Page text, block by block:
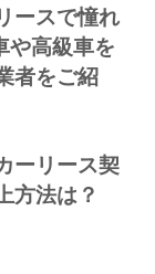
ースで憧れ
や高級車を
者をご紹
ーリース契
方法は？